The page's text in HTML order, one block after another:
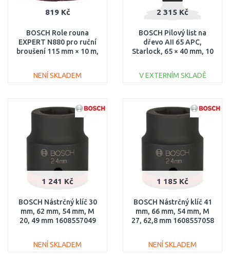
819 Kč
BOSCH Role rouna
EXPERT N880 pro ruční
broušení 115 mm × 10 m,
NENÍ SKLADEM
Porovnat
2 315 Kč
BOSCH Pilový list na
dřevo AII 65 APC,
Starlock, 65 × 40 mm, 10
V EXTERNÍM SKLADĚ
Porovnat
1 241 Kč
BOSCH Nástrčný klíč 30
mm, 62 mm, 54 mm, M
20, 49 mm 1608557049
NENÍ SKLADEM
1 185 Kč
BOSCH Nástrčný klíč 41
mm, 66 mm, 54 mm, M
27, 62,8 mm 1608557058
NENÍ SKLADEM